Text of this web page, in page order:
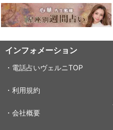
インフォメーション
・電話占いヴェルニTOP
・利用規約
・会社概要